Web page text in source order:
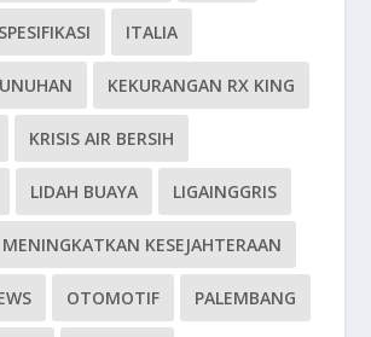
ITALIA
KEKURANGAN RX KING
KRISIS AIR BERSIH
LIDAH BUAYA LIGAINGGRIS
MENINGKATKAN KESEJAHTERAAN
OTOMOTIF PALEMBANG